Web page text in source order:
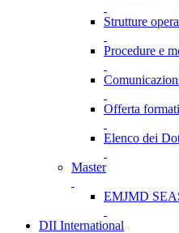
Strutture
Procedure e
Offerta
Elenco dei
Master
EMJMD
DII International